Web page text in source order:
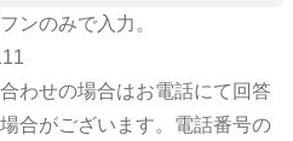
ンのみで入力。
わせの場合はお電話にて回答
合がございます。電話番号の